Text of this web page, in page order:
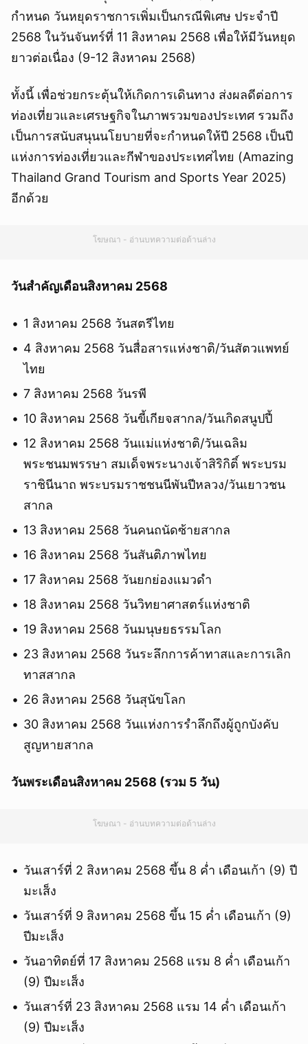
กำหนด วันหยุดราชการเพิ่มเป็นกรณีพิเศษ ประจำปี
2568 ในวันจันทร์ที่ 11 สิงหาคม 2568 เพื่อให้มีวันหยุด
ยาวต่อเนื่อง (9-12 สิงหาคม 2568)
ทั้งนี้ เพื่อช่วยกระตุ้นให้เกิดการเดินทาง ส่งผลดีต่อการ
ท่องเที่ยวและเศรษฐกิจในภาพรวมของประเทศ รวมถึง
เป็นการสนับสนุนนโยบายที่จะกำหนดให้ปี 2568 เป็นปี
แห่งการท่องเที่ยวและกีฬาของประเทศไทย (Amazing
Thailand Grand Tourism and Sports Year 2025)
อีกด้วย
โฆษณา - อ่านบทความต่อด้านล่าง
วันสำคัญเดือนสิงหาคม 2568
1 สิงหาคม 2568 วันสตรีไทย
4 สิงหาคม 2568 วันสื่อสารแห่งชาติ/วันสัตวแพทย์
ไทย
7 สิงหาคม 2568 วันรพี
10 สิงหาคม 2568 วันขี้เกียจสากล/วันเกิดสนูปปี้
12 สิงหาคม 2568 วันแม่แห่งชาติ/วันเฉลิม
พระชนมพรรษา สมเด็จพระนางเจ้าสิริกิติ์ พระบรม
ราชินีนาถ พระบรมราชชนนีพันปีหลวง/วันเยาวชน
สากล
13 สิงหาคม 2568 วันคนถนัดซ้ายสากล
16 สิงหาคม 2568 วันสันติภาพไทย
17 สิงหาคม 2568 วันยกย่องแมวดำ
18 สิงหาคม 2568 วันวิทยาศาสตร์แห่งชาติ
19 สิงหาคม 2568 วันมนุษยธรรมโลก
23 สิงหาคม 2568 วันระลึกการค้าทาสและการเลิก
ทาสสากล
26 สิงหาคม 2568 วันสุนัขโลก
30 สิงหาคม 2568 วันแห่งการรำลึกถึงผู้ถูกบังคับ
สูญหายสากล
วันพระเดือนสิงหาคม 2568 (รวม 5 วัน)
โฆษณา - อ่านบทความต่อด้านล่าง
วันเสาร์ที่ 2 สิงหาคม 2568 ขึ้น 8 ค่ำ เดือนเก้า (9) ปี
มะเส็ง
วันเสาร์ที่ 9 สิงหาคม 2568 ขึ้น 15 ค่ำ เดือนเก้า (9)
ปีมะเส็ง
วันอาทิตย์ที่ 17 สิงหาคม 2568 แรม 8 ค่ำ เดือนเก้า
(9) ปีมะเส็ง
วันเสาร์ที่ 23 สิงหาคม 2568 แรม 14 ค่ำ เดือนเก้า
(9) ปีมะเส็ง